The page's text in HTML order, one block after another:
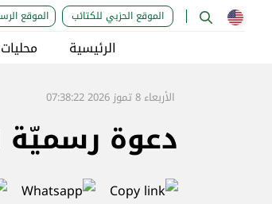
الموقع الحزبي للكتائب الموقع
الرئيسية محليات
الأربعاء 8 تموز 2026 07:38:22
دعوة رسميّة